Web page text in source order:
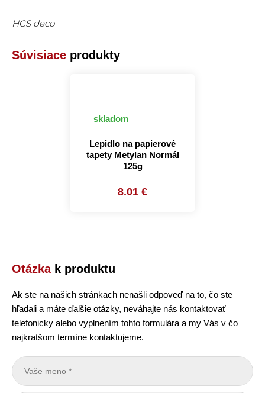
HCS deco
Súvisiace produkty
skladom
Lepidlo na papierové
tapety Metylan Normál
125g
8.01 €
Otázkak produktu
Ak ste na našich stránkach nenašli odpoveď na to, čo ste
hľadali a máte ďalšie otázky, neváhajte nás kontaktovať
telefonicky alebo vyplnením tohto formulára a my Vás v čo
najkratšom termíne kontaktujeme.